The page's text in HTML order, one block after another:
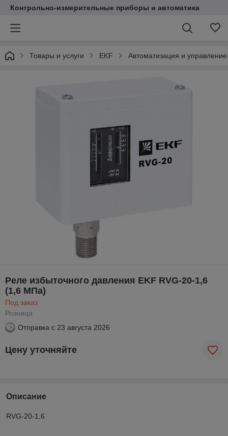
Контрольно-измерительные приборы и автоматика
Товары и услуги EKF Автоматизация и
Реле избыточного давления EKF RVG-20-1,6
(1,6 МПа)
Под заказ
Розница
Отправка с 23 августа 2026
Цену уточняйте
Описание
RVG-20-1,6